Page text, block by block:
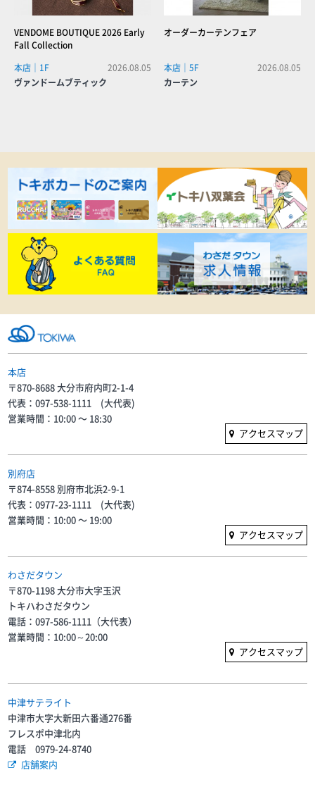
VENDOME BOUTIQUE 2026 Early
Fall Collection
本店｜1F
2026.08.05
ヴァンドームブティック
オーダーカーテンフェア
本店｜5F
2026.08.05
カーテン
本店
〒870-8688 大分市府内町2-1-4
代表：097-538-1111 (大代表)
営業時間：10:00 〜 18:30
アクセスマップ
別府店
〒874-8558 別府市北浜2-9-1
代表：0977-23-1111 (大代表)
営業時間：10:00 〜 19:00
アクセスマップ
わさだタウン
〒870-1198 大分市大字玉沢
トキハわさだタウン
電話：097-586-1111（大代表）
営業時間：10:00～20:00
アクセスマップ
中津サテライト
中津市大字大新田六番通276番
フレスポ中津北内
電話 0979-24-8740
店舗案内